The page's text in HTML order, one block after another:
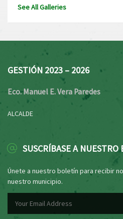
See All Galleries
GESTIÓN 2023 – 2026
Eco. Manuel E. Vera Paredes
ALCALDE
SUSCRÍBASE A NUESTRO
Únete a nuestro boletín para recibir
nuestro municipio.